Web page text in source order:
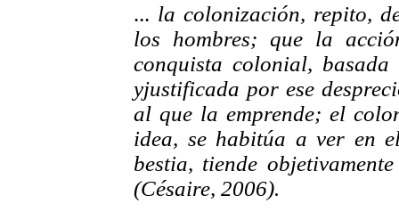
... la colonización, repito,
los hombres; que la
conquista colonial,
yjustificada por ese
al que la emprende; el
idea, se habitúa a ver en
bestia, tiende
(Césaire, 2006).